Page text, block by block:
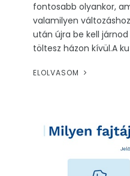
fontosabb olyankor,
valamilyen
után újra be kell
töltesz házon kívül.A
ELOLVASOM